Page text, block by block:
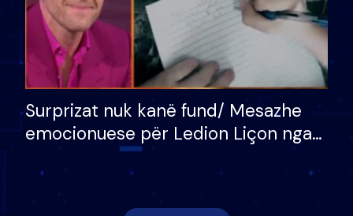
Surprizat nuk kanë fund/ Mesazhe
emocionuese për Ledion Liçon nga
nëna dhe fëmijët e tij, moderatori
nuk i mban dot lotët: Nuk meritoj…